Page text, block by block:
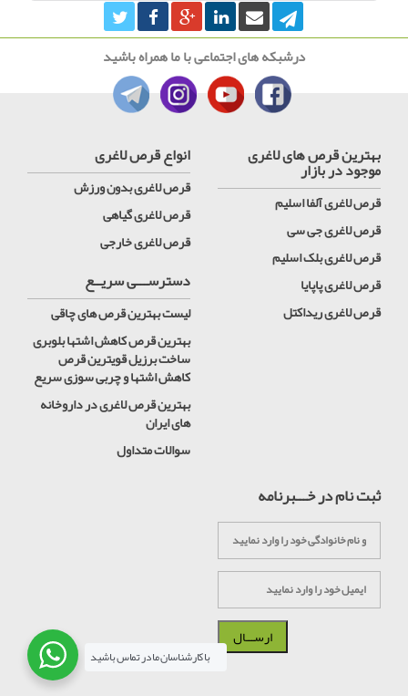
درشبکه های اجتماعی با ما همراه باشید
بهترین قرص های لاغری
موجود در بازار
قرص لاغری آلفا اسلیم
قرص لاغری جی سی
قرص لاغری بلک اسلیم
قرص لاغری پاپایا
قرص لاغری ریداکتل
انواع قرص لاغری
قرص لاغری بدون ورزش
قرص لاغری گیاهی
قرص لاغری خارجی
دسترســـی سریــع
لیست بهترین قرص های چاقی
بهترین قرص کاهش اشتها بلوبری
ساخت برزیل قویترین قرص
کاهش اشتها و چربی سوزی سریع
بهترین قرص لاغری در داروخانه
های ایران
سوالات متداول
ثبت نام در خـــبرنامه
با کارشناسان ما در تماس باشید